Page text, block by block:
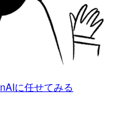
に任せてみる